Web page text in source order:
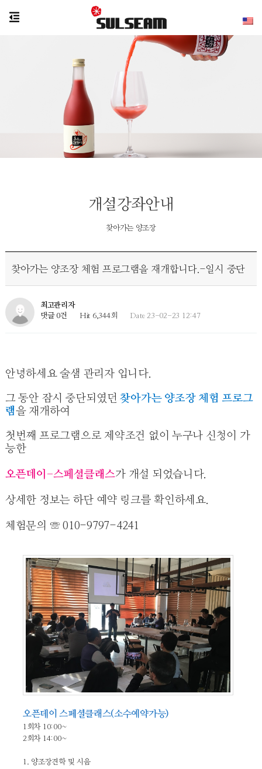
개설강좌안내
찾아가는 양조장
찾아가는 양조장 체험 프로그램을 재개합니다.-일시 중단
최고관리자
댓글 0건
Hit 6,344회 Date 23-02-23 12:47
안녕하세요 술샘 관리자 입니다.
그 동안 잠시 중단되였던찾아가는 양조장 체험 프로그
램을 재개하여
첫번째 프로그램으로 제약조건 없이 누구나 신청이 가
능한
오픈데이-스페셜클래스가 개설 되었습니다.
상세한 정보는 하단 예약 링크를 확인하세요.
체험문의 ☏010-9797-4241
오픈데이 스페셜클래스(소수예약가능)
1회차 10:00~
2회차 14:00~
1. 양조장견학 및 시음